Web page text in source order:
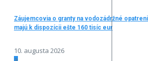
Záujemcovia o granty na vodozádržné
majú k dispozícii ešte 160 tisíc eur
10. augusta 2026